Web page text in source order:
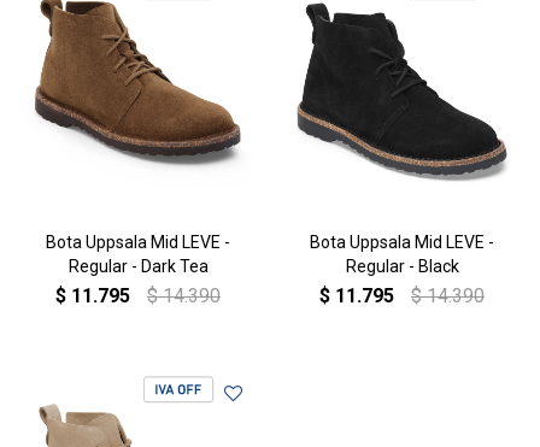
Bota Uppsala Mid LEVE -
Regular - Dark Tea
$ 11.795 $ 14.390
Bota Uppsala Mid LEVE -
Regular - Black
$ 11.795 $ 14.390